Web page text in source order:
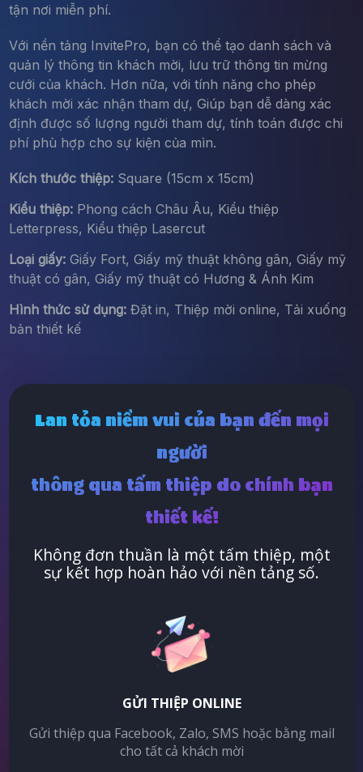
tận nơi miễn phí.
Với nền tảng InvitePro, bạn có thể tạo danh sách và
quản lý thông tin khách mời, lưu trữ thông tin mừng
cưới của khách. Hơn nữa, với tính năng cho phép
khách mời xác nhận tham dự, Giúp bạn dễ dàng xác
định được số lượng người tham dự, tính toán được chi
phí phù hợp cho sự kiện của mìn.
Kích thước thiệp:Square (15cm x 15cm)
Kiểu thiệp:Phong cách Châu Âu, Kiểu thiệp
Letterpress, Kiểu thiệp Lasercut
Loại giấy:Giấy Fort, Giấy mỹ thuật không gân, Giấy mỹ
thuật có gân, Giấy mỹ thuật có Hương & Ánh Kim
Hình thức sử dụng:Đặt in, Thiệp mời online, Tải xuống
bản thiết kế
Lan tỏa niềm vui của bạn đến mọi
người
thông qua tấm thiệp do chính bạn
thiết kế!
Không đơn thuần là một tấm thiệp, một
sự kết hợp hoàn hảo với nền tảng số.
GỬI THIỆP ONLINE
Gửi thiệp qua Facebook, Zalo, SMS hoặc bằng mail
cho tất cả khách mời